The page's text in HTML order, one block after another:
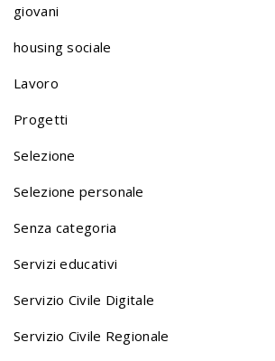
o
n
a
v
giovani
housing sociale
Lavoro
Progetti
Selezione
Selezione personale
Senza categoria
Servizi educativi
Servizio Civile Digitale
Servizio Civile Regionale